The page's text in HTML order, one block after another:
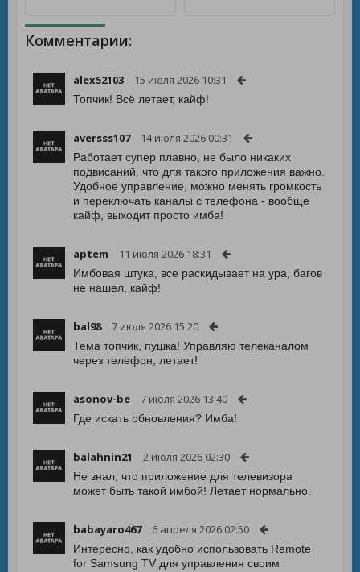
Комментарии:
alex52103 15 июля 2026 10:31
Топчик! Всё летает, кайф!
aversss107 14 июля 2026 00:31
Работает супер плавно, не было никаких
подвисаний, что для такого приложения важно.
Удобное управление, можно менять громкость
и переключать каналы с телефона - вообще
кайф, выходит просто имба!
aptem 11 июля 2026 18:31
Имбовая штука, все раскидывает на ура, багов
не нашел, кайф!
bal98 7 июля 2026 15:20
Тема топчик, пушка! Управляю телеканалом
через телефон, летает!
asonov-be 7 июля 2026 13:40
Где искать обновления? Имба!
balahnin21 2 июля 2026 02:30
Не знал, что приложение для телевизора
может быть такой имбой! Летает нормально.
babayaro467 6 апреля 2026 02:50
Интересно, как удобно использовать Remote
for Samsung TV для управления своим